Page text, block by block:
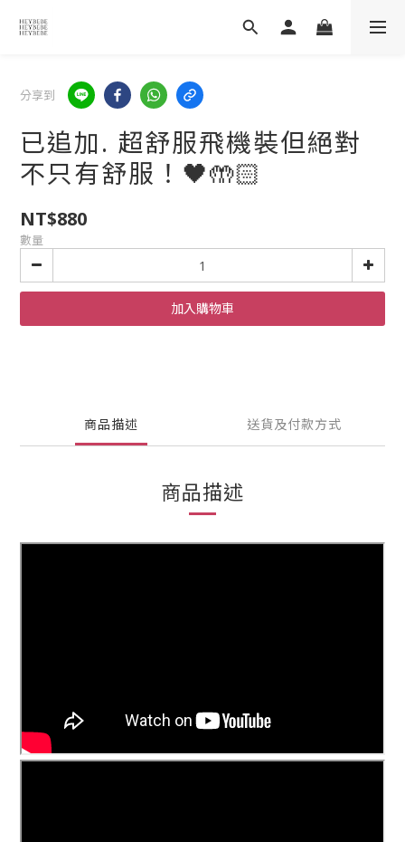
分享到
已追加. 超舒服飛機裝但絕對
不只有舒服！🖤🤲🏻
NT$880
數量
加入購物車
商品描述 送貨及付款方式
商品描述